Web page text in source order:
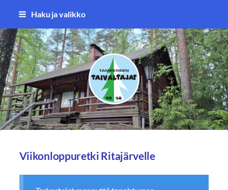
Siirry
sisältöön
Haku ja valikko
Tampereen Taivaltajat ry
Viikonloppuretki Ritajärvelle